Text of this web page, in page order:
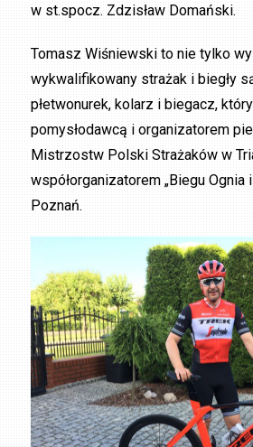
w st.spocz. Zdzisław Domański.
Tomasz Wiśniewski to nie tylko
wykwalifikowany strażak i biegły
płetwonurek, kolarz i biegacz,
pomysłodawcą i organizatorem
Mistrzostw Polski Strażaków w
współorganizatorem „Biegu Ognia
Poznań.